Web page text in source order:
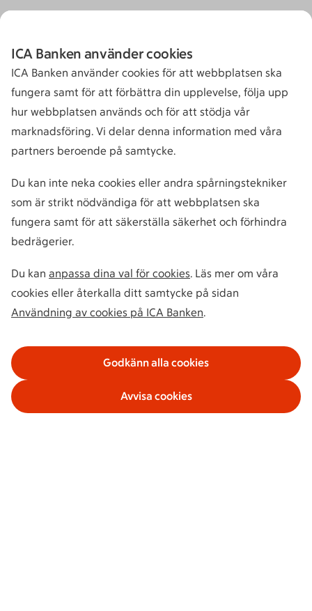
ICA Banken använder cookies
ICA Banken använder cookies för att webbplatsen ska
fungera samt för att förbättra din upplevelse, följa upp
hur webbplatsen används och för att stödja vår
marknadsföring. Vi delar denna information med våra
partners beroende på samtycke.
Du kan inte neka cookies eller andra spårningstekniker
som är strikt nödvändiga för att webbplatsen ska
fungera samt för att säkerställa säkerhet och förhindra
bedrägerier.
Du kan anpassa dina val för cookies. Läs mer om våra
cookies eller återkalla ditt samtycke på sidan
Användning av cookies på ICA Banken.
Godkänn alla cookies
Avvisa cookies